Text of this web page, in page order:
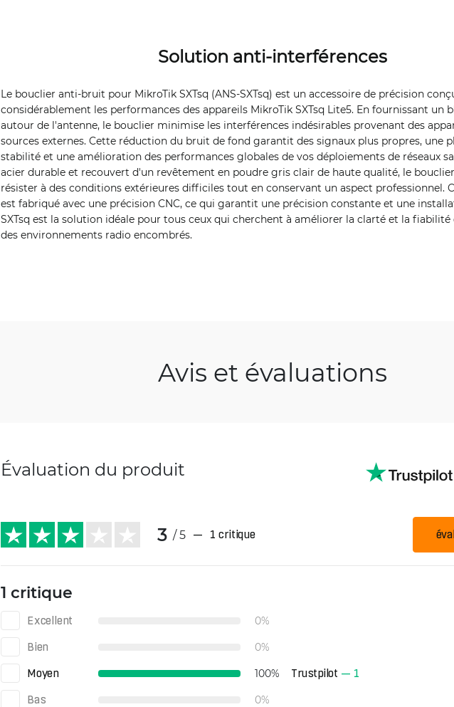
Solution anti-interférences
Le bouclier anti-bruit pour MikroTik SXTsq (ANS-SXTsq) est un accessoire de précision
considérablement les performances des appareils MikroTik SXTsq Lite5. En fournissant un
autour de l'antenne, le bouclier minimise les interférences indésirables provenant des
sources externes. Cette réduction du bruit de fond garantit des signaux plus propres, une
stabilité et une amélioration des performances globales de vos déploiements de réseaux
acier durable et recouvert d'un revêtement en poudre gris clair de haute qualité, le
résister à des conditions extérieures difficiles tout en conservant un aspect professionnel.
est fabriqué avec une précision CNC, ce qui garantit une précision constante et une
SXTsq est la solution idéale pour tous ceux qui cherchent à améliorer la clarté et la fiabilité
des environnements radio encombrés.
Avis et évaluations
Évaluation du produit
3 / 5 — 1 critique
1 critique
Excellent 0%
Bien
0%
Moyen
100% Trustpilot — 1
Bas
0%